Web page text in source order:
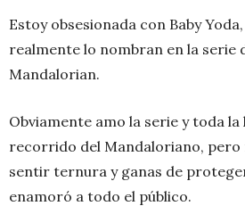
Estoy obsesionada con Baby
realmente lo nombran en la serie
Mandalorian.
Obviamente amo la serie y toda
recorrido del Mandaloriano, pero
sentir ternura y ganas de
enamoró a todo el público.